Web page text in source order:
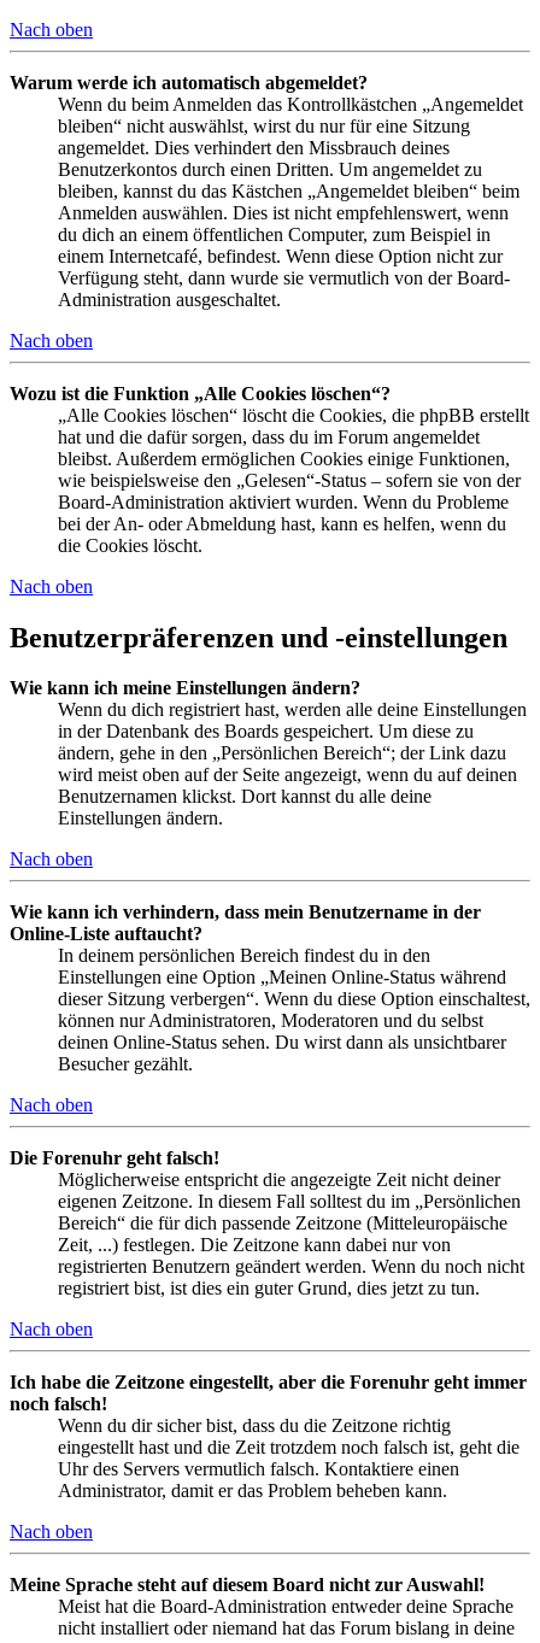
Nach oben
Warum werde ich automatisch abgemeldet?
Wenn du beim Anmelden das Kontrollkästchen „Angemeldet
bleiben“ nicht auswählst, wirst du nur für eine Sitzung
angemeldet. Dies verhindert den Missbrauch deines
Benutzerkontos durch einen Dritten. Um angemeldet zu
bleiben, kannst du das Kästchen „Angemeldet bleiben“ beim
Anmelden auswählen. Dies ist nicht empfehlenswert, wenn
du dich an einem öffentlichen Computer, zum Beispiel in
einem Internetcafé, befindest. Wenn diese Option nicht zur
Verfügung steht, dann wurde sie vermutlich von der Board-
Administration ausgeschaltet.
Nach oben
Wozu ist die Funktion „Alle Cookies löschen“?
„Alle Cookies löschen“ löscht die Cookies, die phpBB erstellt
hat und die dafür sorgen, dass du im Forum angemeldet
bleibst. Außerdem ermöglichen Cookies einige Funktionen,
wie beispielsweise den „Gelesen“-Status – sofern sie von der
Board-Administration aktiviert wurden. Wenn du Probleme
bei der An- oder Abmeldung hast, kann es helfen, wenn du
die Cookies löscht.
Nach oben
Benutzerpräferenzen und -einstellungen
Wie kann ich meine Einstellungen ändern?
Wenn du dich registriert hast, werden alle deine Einstellungen
in der Datenbank des Boards gespeichert. Um diese zu
ändern, gehe in den „Persönlichen Bereich“; der Link dazu
wird meist oben auf der Seite angezeigt, wenn du auf deinen
Benutzernamen klickst. Dort kannst du alle deine
Einstellungen ändern.
Nach oben
Wie kann ich verhindern, dass mein Benutzername in der
Online-Liste auftaucht?
In deinem persönlichen Bereich findest du in den
Einstellungen eine Option „Meinen Online-Status während
dieser Sitzung verbergen“. Wenn du diese Option einschaltest,
können nur Administratoren, Moderatoren und du selbst
deinen Online-Status sehen. Du wirst dann als unsichtbarer
Besucher gezählt.
Nach oben
Die Forenuhr geht falsch!
Möglicherweise entspricht die angezeigte Zeit nicht deiner
eigenen Zeitzone. In diesem Fall solltest du im „Persönlichen
Bereich“ die für dich passende Zeitzone (Mitteleuropäische
Zeit, ...) festlegen. Die Zeitzone kann dabei nur von
registrierten Benutzern geändert werden. Wenn du noch nicht
registriert bist, ist dies ein guter Grund, dies jetzt zu tun.
Nach oben
Ich habe die Zeitzone eingestellt, aber die Forenuhr geht immer
noch falsch!
Wenn du dir sicher bist, dass du die Zeitzone richtig
eingestellt hast und die Zeit trotzdem noch falsch ist, geht die
Uhr des Servers vermutlich falsch. Kontaktiere einen
Administrator, damit er das Problem beheben kann.
Nach oben
Meine Sprache steht auf diesem Board nicht zur Auswahl!
Meist hat die Board-Administration entweder deine Sprache
nicht installiert oder niemand hat das Forum bislang in deine